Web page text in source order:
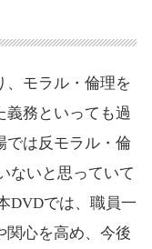
、モラル・倫理を
義務といっても過
では反モラル・倫
ないと思っていて
DVDでは、職員一
関心を高め、今後